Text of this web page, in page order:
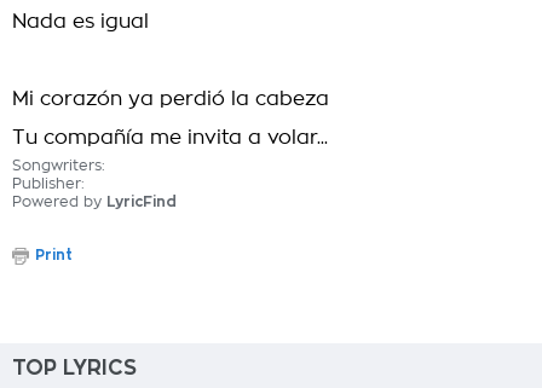
Nada es igual
Mi corazón ya perdió la cabeza
Tu compañía me invita a volar...
Songwriters:
Publisher:
Powered by LyricFind
Print
TOP LYRICS